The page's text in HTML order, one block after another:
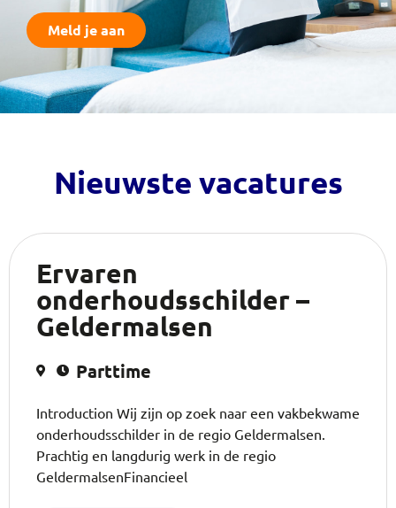
Meld je aan
Nieuwste vacatures
Ervaren
onderhoudsschilder –
Geldermalsen
Parttime
Introduction Wij zijn op zoek naar een vakbekwame
onderhoudsschilder in de regio Geldermalsen.
Prachtig en langdurig werk in de regio
GeldermalsenFinancieel